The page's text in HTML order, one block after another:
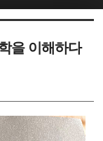
을 이해하다